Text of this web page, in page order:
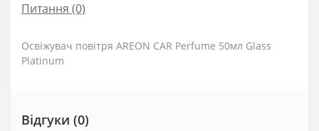
Питання (0)
Освіжувач повітря AREON CAR Perfume 50мл Glass
Platinum
Відгуки (0)